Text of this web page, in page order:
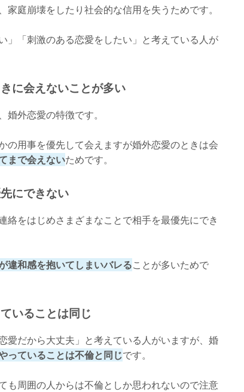
庭崩壊をしたり社会的な信用を失うためです。
」「刺激のある恋愛をしたい」と考えている人が
に会えないことが多い
外恋愛の特徴です。
の用事を優先して会えますが婚外恋愛のときは会
まで会えないためです。
にできない
絡をはじめさまざまなことで相手を最優先にでき
違和感を抱いてしまいバレることが多いためで
いることは同じ
愛だから大丈夫」と考えている人がいますが、婚
っていることは不倫と同じです。
も周囲の人からは不倫としか思われないので注意